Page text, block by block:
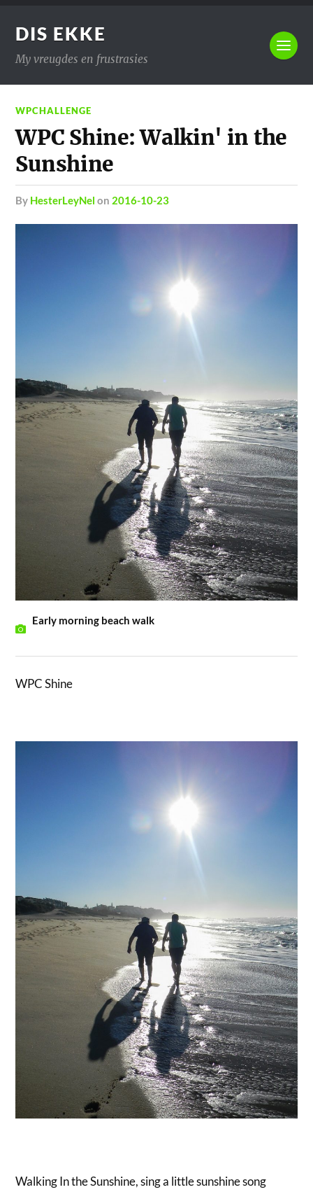
DIS EKKE
My vreugdes en frustrasies
WPCHALLENGE
WPC Shine: Walkin' in the
Sunshine
by HesterLeyNel on 2016-10-23
Early morning beach walk
WPC Shine
Walking In the Sunshine, sing a little sunshine song